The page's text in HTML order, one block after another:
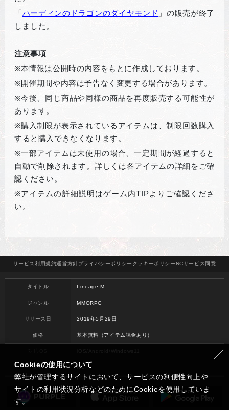
「ハーディンのドラゴンのダイヤモンド 」の販売が終了
しました。
注意事項
※本情報は公開時の内容をもとに作成しております。
※開催期間や内容は予告なく変更する場合があります。
※今後、同じ商品や同様の商品を再度販売する可能性が
あります。
※購入制限が表示されているアイテムは、制限回数購入
すると購入できなくなります。
※一部アイテムは未使用の場合、一定期間が経過すると
自動で削除されます。詳しくは各アイテムの詳細をご確
認ください。
※アイテムの詳細説明はゲーム内TIPよりご確認くださ
い。
サービス 利用規約運営方針プライバシーポリシー クッキーポリシーNCサービス 同意
タイトル Lineage M
ジャンル MMORPG
リリース日 2019年5月29日
価格 基本無料（アイテム課金あり）
開発 NC
Cookieの使用について
弊社が管理するサイトにおいて、サービスの利便性向上や
サイトの利用状況分析などのためにCookieを使用していま
す。